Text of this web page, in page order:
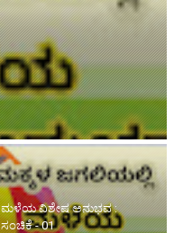
ಮಳೆಯ ವಿಶೇಷ ಅನುಭವ :
ಸಂಚಿಕೆ - 01